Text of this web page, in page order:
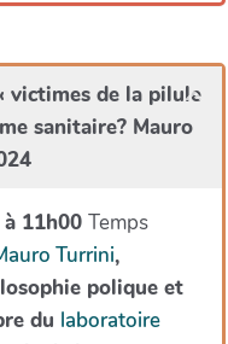
victimes de la pilule
sanitaire? Mauro
11h00 Temps
Turrini,
polique et
du laboratoire